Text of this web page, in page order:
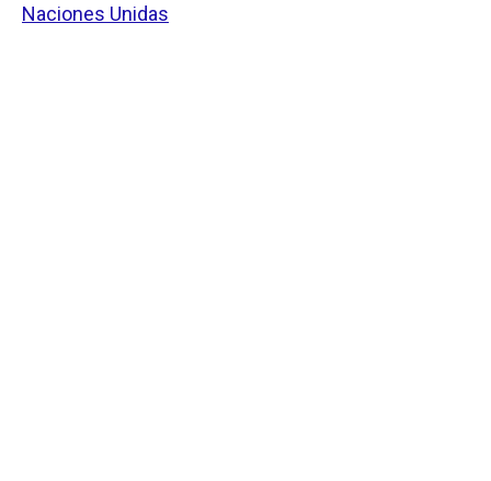
Naciones Unidas